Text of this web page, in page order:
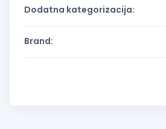
Dodatna kategorizacija:
Brand: